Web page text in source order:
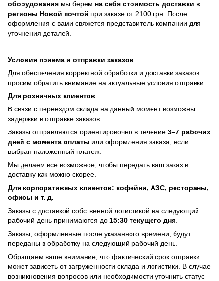
оборудования мы берем на себя стоимость доставки в
регионы Новой почтой при заказе от 2100 грн. После
оформления с вами свяжется представитель компании для
уточнения деталей.
Условия приема и отправки заказов
Для обеспечения корректной обработки и доставки заказов
просим обратить внимание на актуальные условия отправки.
Для розничных клиентов
В связи с переездом склада на данный момент возможны
задержки в отправке заказов.
Заказы отправляются ориентировочно в течение 3–7 рабочих
дней с момента оплаты или оформления заказа, если
выбран наложенный платеж.
Мы делаем все возможное, чтобы передать ваш заказ в
доставку как можно скорее.
Для корпоративных клиентов: кофейни, АЗС, рестораны,
офисы и т. д.
Заказы с доставкой собственной логистикой на следующий
рабочий день принимаются до 15:30 текущего дня
Заказы, оформленные после указанного времени, будут
переданы в обработку на следующий рабочий день.
Обращаем ваше внимание, что фактический срок отправки
может зависеть от загруженности склада и логистики. В случае
возникновения вопросов или необходимости уточнить статус